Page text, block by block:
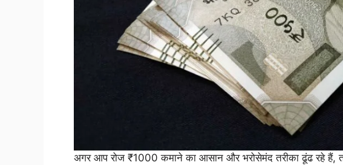
अगर आप रोज ₹1000 कमाने का आसान और भरोसेमंद तरीका ढूंढ रहे हैं,